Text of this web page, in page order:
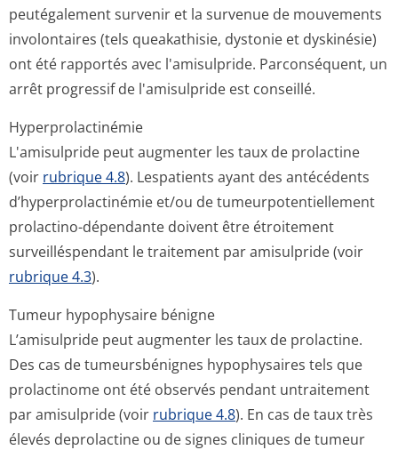
peutégalement survenir et la survenue de mouvements
involontaires (tels queakathisie, dystonie et dyskinésie)
ont été rapportés avec l'amisulpride. Parconséquent, un
arrêt progressif de l'amisulpride est conseillé.
Hyperprolactinémie
L'amisulpride peut augmenter les taux de prolactine
(voir rubrique 4.8). Lespatients ayant des antécédents
d’hyperprolac­tinémie et/ou de tumeurpotenti­ellement
prolactino-dépendante doivent être étroitement
surveilléspendant le traitement par amisulpride (voir
rubrique 4.3).
Tumeur hypophysaire bénigne
L’amisulpride peut augmenter les taux de prolactine.
Des cas de tumeursbénignes hypophysaires tels que
prolactinome ont été observés pendant untraitement
par amisulpride (voir rubrique 4.8). En cas de taux très
élevés deprolactine ou de signes cliniques de tumeur